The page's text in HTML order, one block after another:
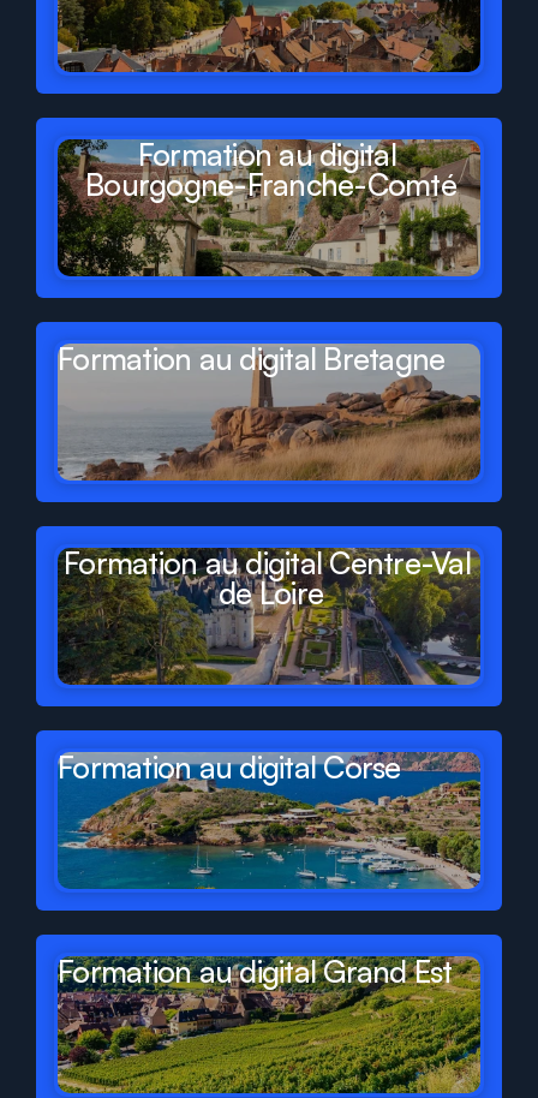
Formation au digital
Bourgogne-Franche-Comté
Formation au digital Bretagne
Formation au digital Centre-Val
de Loire
Formation au digital Corse
Formation au digital Grand Est